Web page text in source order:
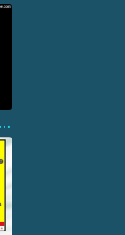
(Salsa 2026) Choco Orta - Ahi Na Ma